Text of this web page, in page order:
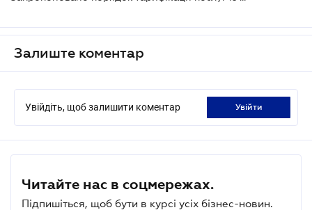
Залиште коментар
Увійдіть, щоб залишити коментар увійти
Читайте нас в соцмережах.
Підпишіться, щоб бути в курсі усіх бізнес-новин.